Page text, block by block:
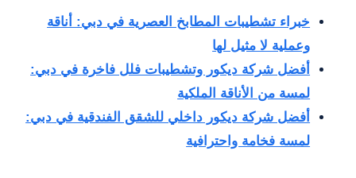
خبراء تشطيبات المطابخ العصرية في دبي: أناقة
وعملية لا مثيل لها
أفضل شركة ديكور وتشطيبات فلل فاخرة في دبي:
لمسة من الأناقة الملكية
أفضل شركة ديكور داخلي للشقق الفندقية في دبي:
لمسة فخامة واحترافية